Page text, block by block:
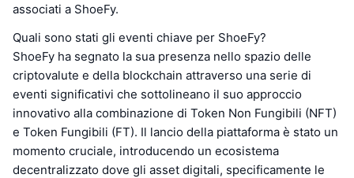
associati a ShoeFy.
Quali sono stati gli eventi chiave per ShoeFy?
ShoeFy ha segnato la sua presenza nello spazio delle
criptovalute e della blockchain attraverso una serie di
eventi significativi che sottolineano il suo approccio
innovativo alla combinazione di Token Non Fungibili (NFT)
e Token Fungibili (FT). Il lancio della piattaforma è stato un
momento cruciale, introducendo un ecosistema
decentralizzato dove gli asset digitali, specificamente le